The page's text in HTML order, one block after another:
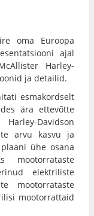
oma Euroopa
ajal
Harley-
ja detailid.
esmakordselt
ära ettevõtte
Davidson
arvu kasvu ja
ühe osana
mootorrataste
elektriliste
mootorrataste
mootorrattaid